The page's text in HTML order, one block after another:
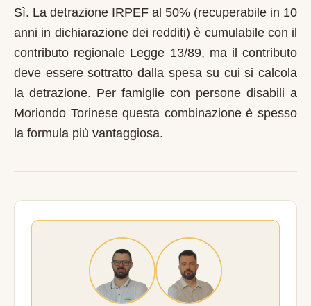
Sì. La detrazione IRPEF al 50% (recuperabile in 10
anni in dichiarazione dei redditi) è cumulabile con il
contributo regionale Legge 13/89, ma il contributo
deve essere sottratto dalla spesa su cui si calcola
la detrazione. Per famiglie con persone disabili a
Moriondo Torinese questa combinazione è spesso
la formula più vantaggiosa.